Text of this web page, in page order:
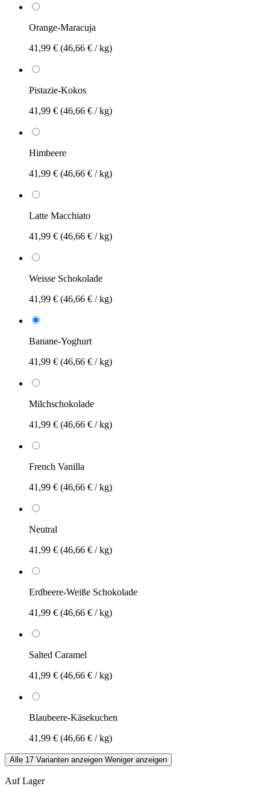
Orange-Maracuja
41,99 € (46,66 € / kg)
Pistazie-Kokos
41,99 € (46,66 € / kg)
Himbeere
41,99 € (46,66 € / kg)
Latte Macchiato
41,99 € (46,66 € / kg)
Weisse Schokolade
41,99 € (46,66 € / kg)
Banane-Yoghurt
41,99 € (46,66 € / kg)
Milchschokolade
41,99 € (46,66 € / kg)
French Vanilla
41,99 € (46,66 € / kg)
Neutral
41,99 € (46,66 € / kg)
Erdbeere-Weiße Schokolade
41,99 € (46,66 € / kg)
Salted Caramel
41,99 € (46,66 € / kg)
Blaubeere-Käsekuchen
41,99 € (46,66 € / kg)
Alle 17 Varianten anzeigen Weniger anzeigen
Auf Lager